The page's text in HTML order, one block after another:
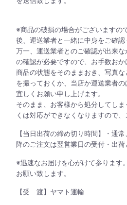
※商品の破損の場合がございますの
後、運送業者と一緒に中身をご確認
万一、運送業者とのご確認が出来
の確認が必要ですので、お手数お
商品の状態をそのままおき、写真
を撮っておくか、当店か運送業者
宜しくお願い申し上げます。
そのまま、お客様から処分してし
くは対応ができなくなりますので、
【当日出荷の締め切り時間】・通
降のご注文は翌営業日の受付・出荷
※迅速なお届けを心がけて参ります
お願い致します。
【受 渡】ヤマト運輸